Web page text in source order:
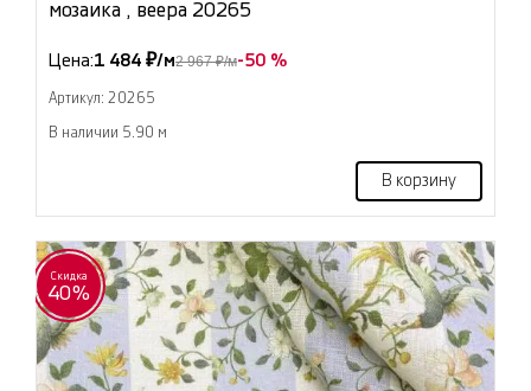
мозаика , веера 20265
Цена:1 484 ₽/м2 967 ₽/м-50 %
Артикул: 20265
В наличии 5.90 м
В корзину
Скидка
40%